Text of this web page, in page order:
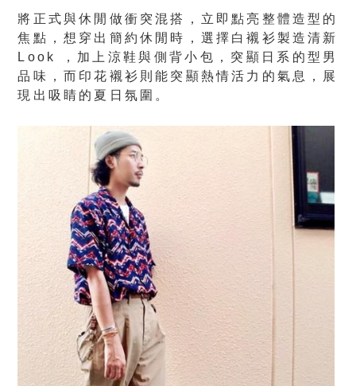
將正式與休閒做衝突混搭，立即點亮整體造型的
焦點，想穿出簡約休閒時，選擇白襯衫製造清新
Look ，加上涼鞋與側背小包，突顯日系的型男
品味，而印花襯衫則能突顯熱情活力的氣息，展
現出吸睛的夏日氛圍。